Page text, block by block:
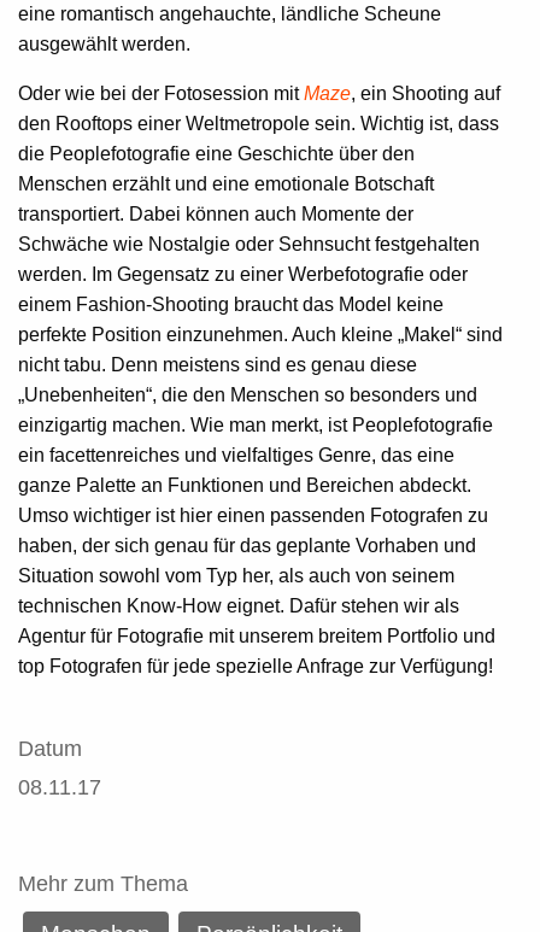
eine romantisch angehauchte, ländliche Scheune
ausgewählt werden.
Oder wie bei der Fotosession mitMaze, ein Shooting auf
den Rooftops einer Weltmetropole sein. Wichtig ist, dass
die Peoplefotografie eine Geschichte über den
Menschen erzählt und eine emotionale Botschaft
transportiert. Dabei können auch Momente der
Schwäche wie Nostalgie oder Sehnsucht festgehalten
werden. Im Gegensatz zu einer Werbefotografie oder
einem Fashion-Shooting braucht das Model keine
perfekte Position einzunehmen. Auch kleine „Makel“ sind
nicht tabu. Denn meistens sind es genau diese
„Unebenheiten“, die den Menschen so besonders und
einzigartig machen. Wie man merkt, ist Peoplefotografie
ein facettenreiches und vielfaltiges Genre, das eine
ganze Palette an Funktionen und Bereichen abdeckt.
Umso wichtiger ist hier einen passenden Fotografen zu
haben, der sich genau für das geplante Vorhaben und
Situation sowohl vom Typ her, als auch von seinem
technischen Know-How eignet. Dafür stehen wir als
Agentur für Fotografie mit unserem breitem Portfolio und
top Fotografen für jede spezielle Anfrage zur Verfügung!
Datum
08.11.17
Mehr zum Thema